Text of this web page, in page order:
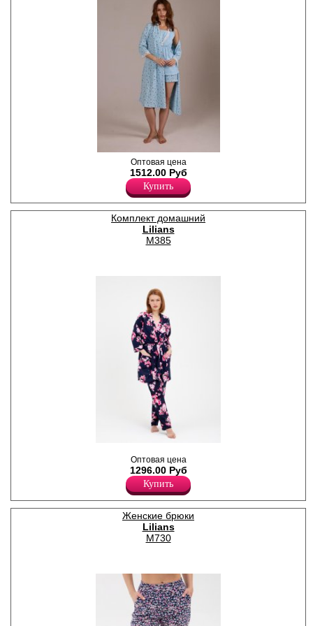
обстановке. Ночная сорочка
отлично подойдет для сна и
в качестве одежды для дома,
подарка на любой праздник.
Преимуществом данного
материала является то, что
вискоза не электризуется,
она легкая и струящаяся.
Вискоза 95%
Эластан 5%
Комплект для беременных и
кормящих женщин из
трикотажного полотна.
Комплект состоит из трех
предметов: шорты, майка,
халат. Шорты короткие, с
эластичным поясом по
талии. Майка, прямая, с
учетом особенностей, на
декорирован тесьмой.
Хлопок 100%
Оптовая цена
1512.00 Руб
Купить
Комплект домашний
Lilians
M385
Хлопок 100%Оптовая цена
1296.00 Руб
Купить
Женские брюки
Lilians
M730